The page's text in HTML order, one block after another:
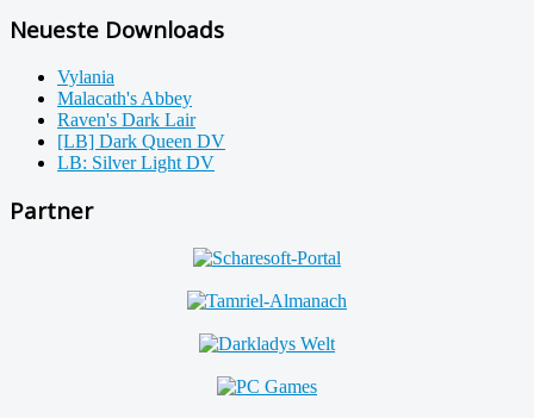
Neueste Downloads
Vylania
Malacath's Abbey
Raven's Dark Lair
[LB] Dark Queen DV
LB: Silver Light DV
Partner